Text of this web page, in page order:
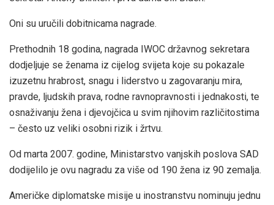
Oni su uručili dobitnicama nagrade.
Prethodnih 18 godina, nagrada IWOC državnog sekretara
dodjeljuje se ženama iz cijelog svijeta koje su pokazale
izuzetnu hrabrost, snagu i liderstvo u zagovaranju mira,
pravde, ljudskih prava, rodne ravnopravnosti i jednakosti, te
osnaživanju žena i djevojčica u svim njihovim različitostima
– često uz veliki osobni rizik i žrtvu.
Od marta 2007. godine, Ministarstvo vanjskih poslova SAD
dodijelilo je ovu nagradu za više od 190 žena iz 90 zemalja.
Američke diplomatske misije u inostranstvu nominuju jednu